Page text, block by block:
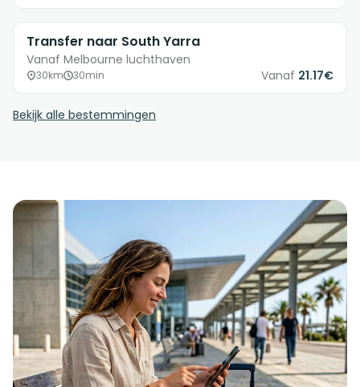
Transfer naar South Yarra
Vanaf Melbourne luchthaven
30km 30min Vanaf 21.17€
Bekijk alle bestemmingen